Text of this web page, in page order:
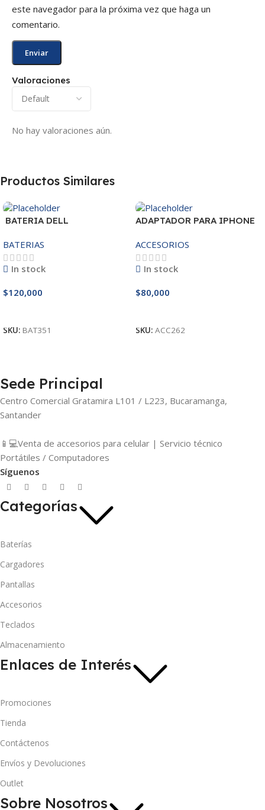
Valoraciones
No hay valoraciones aún.
este navegador para la próxima vez que haga un
comentario.
Productos Similares
BATERIA DELL
3521/5421/3425 14.8V
BATERIAS
In stock
$120,000
SKU: BAT351
ADAPTADOR PARA IPHONE
ACCESORIOS
In stock
$80,000
SKU: ACC262
Sede Principal
Centro Comercial Gratamira L101 / L223, Bucaramanga,
Santander
📱💻Venta de accesorios para celular | Servicio técnico
Portátiles / Computadores
Síguenos
Categorías
Baterías
Cargadores
Pantallas
Accesorios
Teclados
Almacenamiento
Enlaces de Interés
Promociones
Tienda
Contáctenos
Envíos y Devoluciones
Outlet
Sobre Nosotros